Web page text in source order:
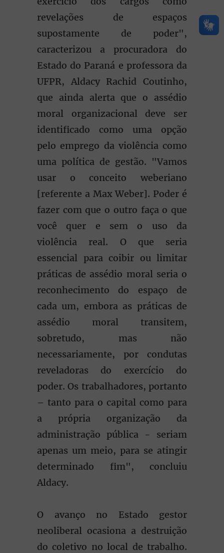
revelações de espaços
supostamente de poder",
caracterizou a procuradora do
Estado do Paraná e professora da
UFPR, Aldacy Rachid Coutinho,
que ainda alerta que o assédio
moral organizacional deve ser
identificado como uma opção
pelo emprego da violência como
uma política de gestão. "Vamos
usar o conceito weberiano
[referente a Max Weber]. Poder é
fazer com que o outro faça o que
você quer e sem o uso da
violência real. O que seria
essencial para coibir ou limitar
práticas de assédio moral seria o
reconhecimento do espaço de
cada um, embora as práticas de
assédio moral transitem,
sobretudo, mas não
necessariamente, por condutas
reveladoras do exercício do
poder. Os trabalhadores, portanto
– tanto para o capital como para
a própria organização da
administração pública - seriam
apenas um meio, para se atingir
determinado fim", concluiu
Aldacy.
O avanço no Estado gestor
neoliberal ocasiona a destruição
do coletivo no local de trabalho.